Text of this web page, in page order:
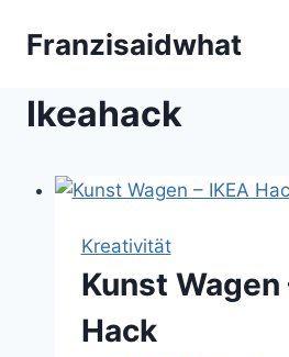
InhaltFranzisaidwhat
Ikeahack
Kreativität
Kunst Wagen
Hack